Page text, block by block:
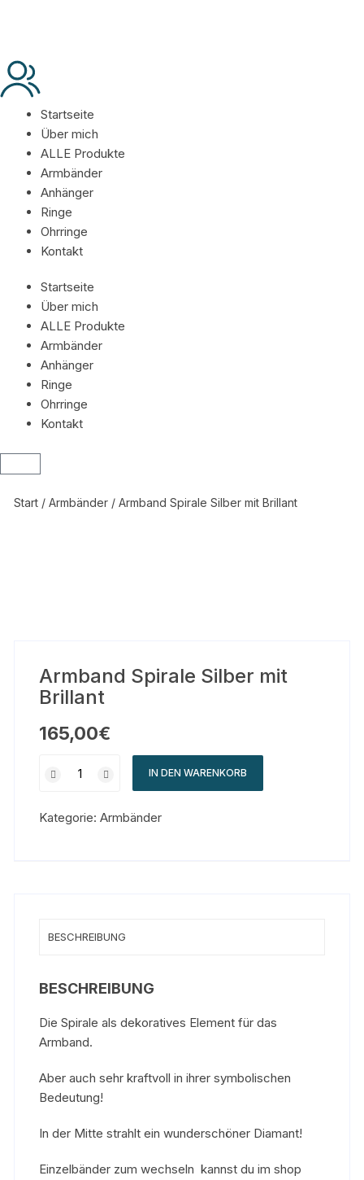
Startseite
Über mich
ALLE Produkte
Armbänder
Anhänger
Ringe
Ohrringe
Kontakt
Startseite
Über mich
ALLE Produkte
Armbänder
Anhänger
Ringe
Ohrringe
Kontakt
Start /Armbänder / Armband Spirale Silber mit Brillant
Armband Spirale Silber mit
Brillant
165,00€
IN DEN WARENKORB
Kategorie:Armbänder
BESCHREIBUNG
BESCHREIBUNG
Die Spirale als dekoratives Element für das
Armband.
Aber auch sehr kraftvoll in ihrer symbolischen
Bedeutung!
In der Mitte strahlt ein wunderschöner Diamant!
Einzelbänder zum wechseln kannst du im shop